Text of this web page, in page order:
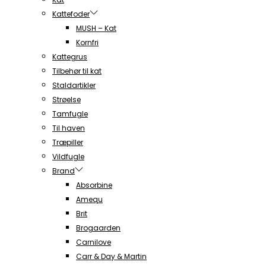
Kattefoder
MUSH – Kat
Kornfri
Kattegrus
Tilbehør til kat
Staldartikler
Strøelse
Tamfugle
Til haven
Træpiller
Vildfugle
Brand
Absorbine
Amequ
Brit
Brogaarden
Carnilove
Carr & Day & Martin